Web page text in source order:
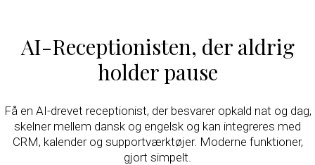
AI-Receptionisten, der aldrig
holder pause
Få en AI-drevet receptionist, der besvarer opkald nat og dag,
skelner mellem dansk og engelsk og kan integreres med
CRM, kalender og supportværktøjer. Moderne funktioner,
gjort simpelt.